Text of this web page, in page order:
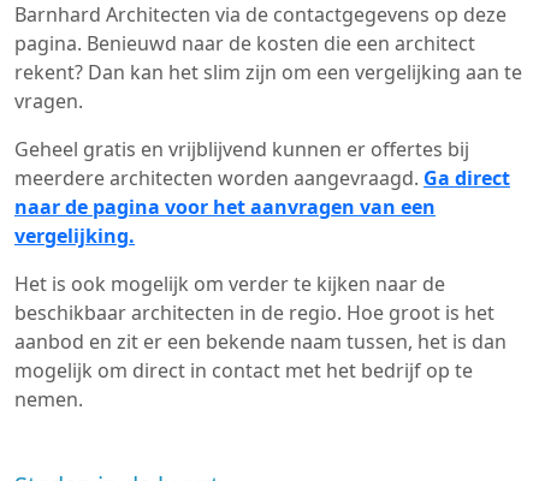
Barnhard Architecten via de contactgegevens op deze
pagina. Benieuwd naar de kosten die een architect
rekent? Dan kan het slim zijn om een vergelijking aan te
vragen.
Geheel gratis en vrijblijvend kunnen er offertes bij
meerdere architecten worden aangevraagd. Ga direct
naar de pagina voor het aanvragen van een
vergelijking.
Het is ook mogelijk om verder te kijken naar de
beschikbaar architecten in de regio. Hoe groot is het
aanbod en zit er een bekende naam tussen, het is dan
mogelijk om direct in contact met het bedrijf op te
nemen.